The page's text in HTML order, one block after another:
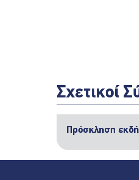
Σχετικοί
Πρόσκληση